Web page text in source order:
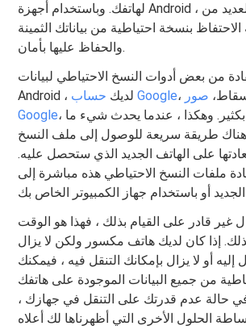
لهاتفك. وباستخدام أجهزة Android ، هناك بالفعل العديد من
بنسخة احتياطية من بياناتك الثمينة
والحفاظ عليها بأمان.
من بعض أدوات النسخ الاحتياطي لبيانات
Android ، لديك حساب Google
صور
Google، وأكثر من ذلك بكثير. وهكذا ، عندما يحدث شيء ما
طريقة سريعة للوصول إلى ملف النسخ
على الهاتف الجديد الذي ستحصل عليه.
ملفات النسخ الاحتياطي هذه مباشرة إلى
غير قادر على القيام بذلك ، فهذا هو الوقت
بذلك. إذا كان لديك هاتف مكسور ولكن لا يزال
إليه أو لا يزال بإمكانك التنقل فيه ، فيمكنك
من جميع البيانات الموجودة على هاتفك
حالة عدم قدرتك على التنقل في جهازك ،